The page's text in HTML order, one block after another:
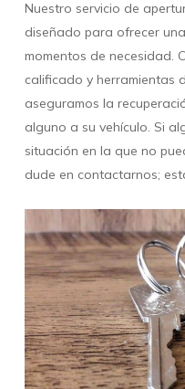
Nuestro servicio de
diseñado para ofrecer
momentos de necesidad.
calificado y herramientas
aseguramos la
alguno a su vehículo. Si
situación en la que no
dude en contactarnos;